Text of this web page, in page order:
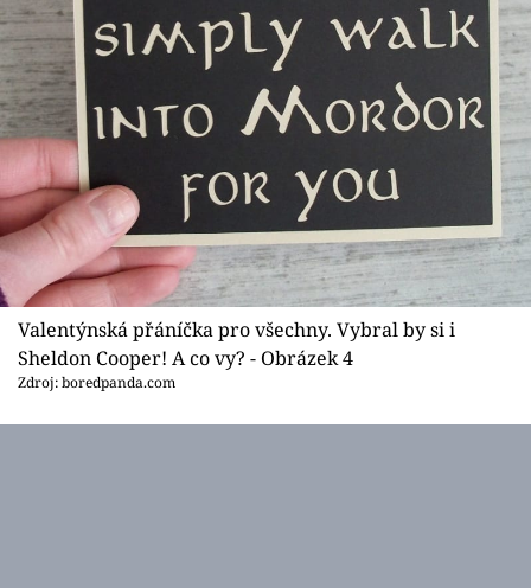
Valentýnská přáníčka pro všechny. Vybral by si i
Sheldon Cooper! A co vy? - Obrázek 4
Zdroj: boredpanda.com